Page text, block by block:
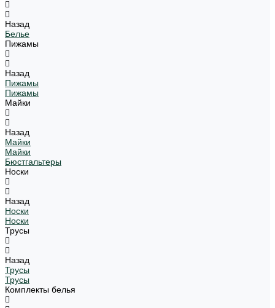
Назад
Белье
Пижамы
Назад
Пижамы
Пижамы
Майки
Назад
Майки
Майки
Бюстгальтеры
Носки
Назад
Носки
Носки
Трусы
Назад
Трусы
Трусы
Комплекты белья